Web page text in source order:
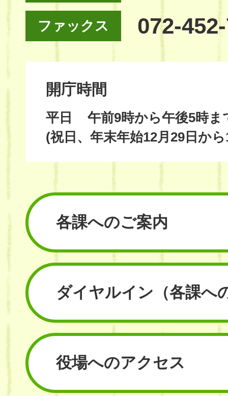
ファックス 072-
開庁時間
平日
午前9時から午後5時ま
(祝日、年末年始12月29日か
各課へのご案内
ダイヤルイン （各課へ
役場へのアクセス